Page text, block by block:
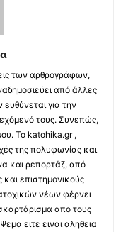
των αρθρογράφων,
από άλλες
ευθύνεται για την
τους. Συνεπώς,
Το katohika.gr ,
της πολυφωνίας και
και ρεπορτάζ, από
και επιστημονικούς
νέων φέρνει
απο τους
ειτε ειναι αληθεια